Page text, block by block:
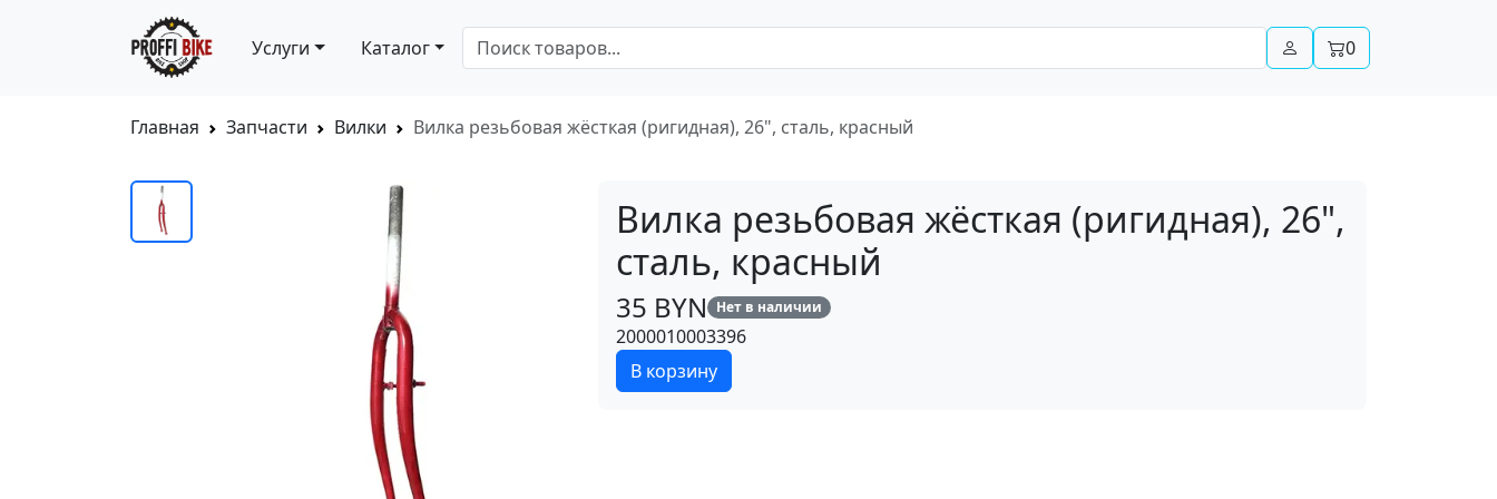
Услуги Каталог 0
Главная Запчасти Вилки Вилка резьбовая жёсткая (ригидная), 26", сталь, красный
Вилка резьбовая жёсткая (ригидная), 26",
сталь, красный
35 BYN Нет в наличии
2000010003396
В корзину